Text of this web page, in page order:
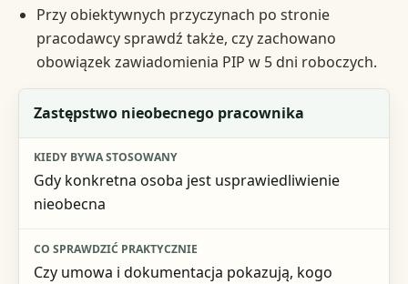
Przy obiektywnych przyczynach po stronie
pracodawcy sprawdź także, czy zachowano
obowiązek zawiadomienia PIP w 5 dni roboczych.
Wyjątek
Kiedy bywa stosowany
Co sprawdzić praktycznie
Zastępstwo nieobecnego pracownika
Gdy konkretna osoba jest usprawiedliwienie
nieobecna
Czy umowa i dokumentacja pokazują, kogo